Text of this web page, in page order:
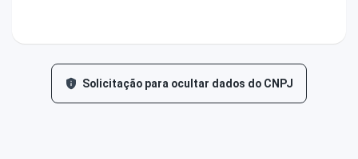
Solicitação para ocultar dados do CNPJ